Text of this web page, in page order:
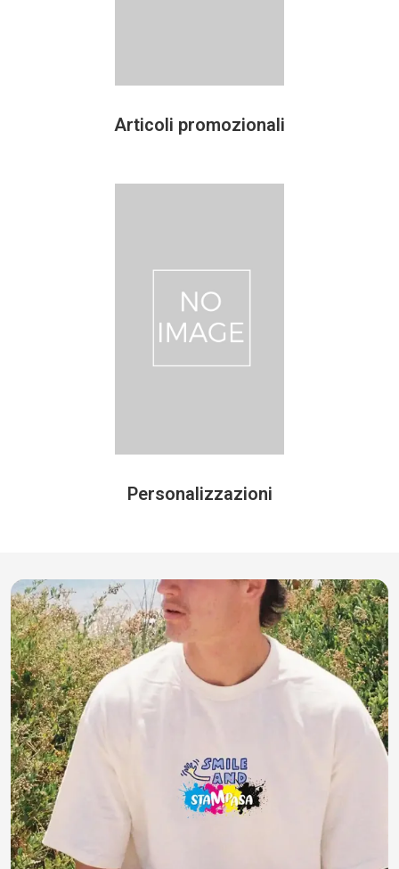
Articoli promozionali
Personalizzazioni